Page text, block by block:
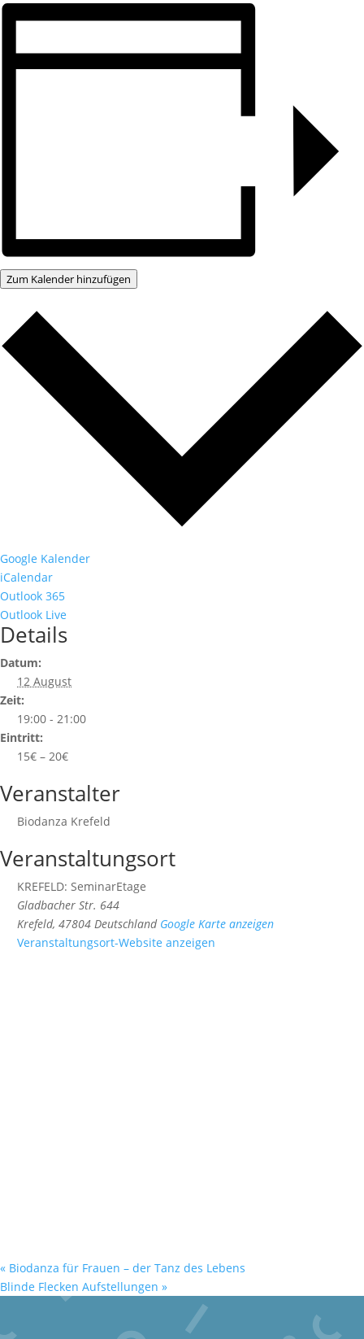
Zum Kalender hinzufügen
Google Kalender
iCalendar
Outlook 365
Outlook Live
Details
Datum:
12 August
Zeit:
19:00 - 21:00
Eintritt:
15€ – 20€
Veranstalter
Biodanza Krefeld
Veranstaltungsort
KREFELD: SeminarEtage
Gladbacher Str. 644
Krefeld, 47804 Deutschland Google Karte anzeigen
Veranstaltungsort-Website anzeigen
« Biodanza für Frauen – der Tanz des Lebens
Blinde Flecken Aufstellungen »